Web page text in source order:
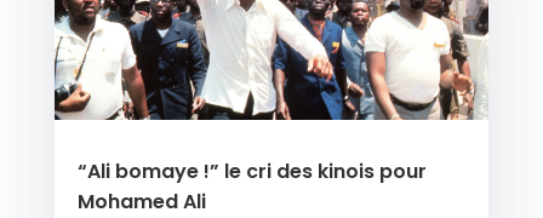
“Ali bomaye !” le cri des kinois pour
Mohamed Ali